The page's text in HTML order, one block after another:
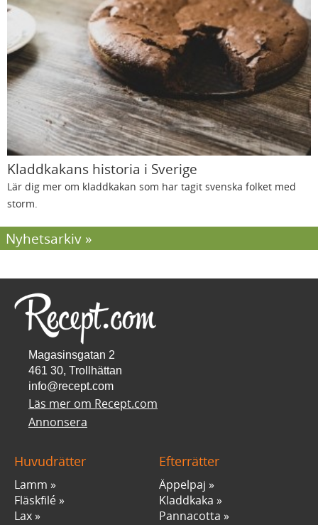
Kladdkakans historia i Sverige
Lär dig mer om kladdkakan som har tagit svenska folket med
storm.
Nyhetsarkiv
Magasinsgatan 2
461 30, Trollhättan
info@recept.com
Läs mer om Recept.com
Annonsera
Huvudrätter
Lamm
Fläskfilé
Lax
Efterrätter
Äppelpaj
Kladdkaka
Pannacotta